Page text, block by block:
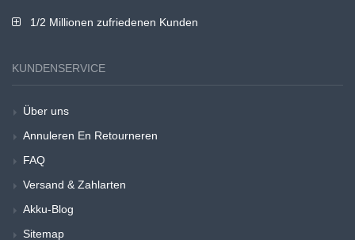
1/2 Millionen zufriedenen Kunden
KUNDENSERVICE
Über uns
Annuleren En Retourneren
FAQ
Versand & Zahlarten
Akku-Blog
Sitemap